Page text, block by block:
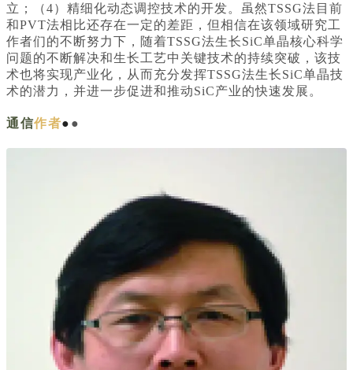
立；（4）精细化动态调控技术的开发。虽然TSSG法目前
和PVT法相比还存在一定的差距，但相信在该领域研究工
作者们的不断努力下，随着TSSG法生长SiC单晶核心科学
问题的不断解决和生长工艺中关键技术的持续突破，该技
术也将实现产业化，从而充分发挥TSSG法生长SiC单晶技
术的潜力，并进一步促进和推动SiC产业的快速发展。
通信作者● ●